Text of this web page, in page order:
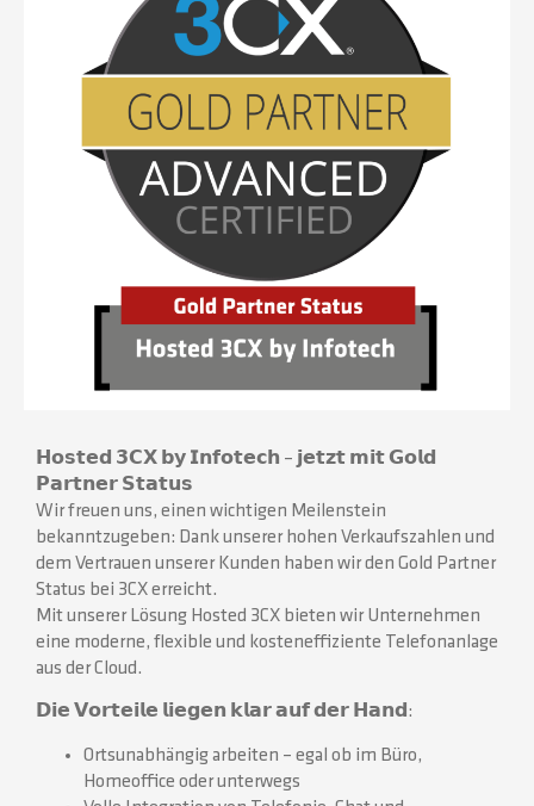
𝗛𝗼𝘀𝘁𝗲𝗱 𝟯𝗖𝗫 𝗯𝘆 𝗜𝗻𝗳𝗼𝘁𝗲𝗰𝗵 – 𝗷𝗲𝘁𝘇𝘁 𝗺𝗶𝘁 𝗚𝗼𝗹𝗱
𝗣𝗮𝗿𝘁𝗻𝗲𝗿 𝗦𝘁𝗮𝘁𝘂𝘀
Wir freuen uns, einen wichtigen Meilenstein
bekanntzugeben: Dank unserer hohen Verkaufszahlen und
dem Vertrauen unserer Kunden haben wir den Gold Partner
Status bei 3CX erreicht.
Mit unserer Lösung Hosted 3CX bieten wir Unternehmen
eine moderne, flexible und kosteneffiziente Telefonanlage
aus der Cloud.
𝗗𝗶𝗲 𝗩𝗼𝗿𝘁𝗲𝗶𝗹𝗲 𝗹𝗶𝗲𝗴𝗲𝗻 𝗸𝗹𝗮𝗿 𝗮𝘂𝗳 𝗱𝗲𝗿 𝗛𝗮𝗻𝗱:
Ortsunabhängig arbeiten – egal ob im Büro,
Homeoffice oder unterwegs